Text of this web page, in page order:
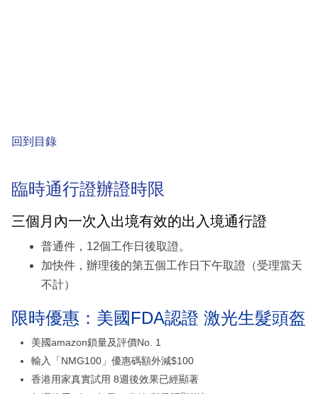
回到目錄
臨時通行證辦證時限
三個月內一次入出境有效的出入境通行證
普通件，12個工作日後取證。
加快件，辦理後的第五個工作日下午取證（受理當天
不計）
限時優惠：美國FDA認證 激光生髮頭盔
美國amazon鎖量及評價No. 1
輸入「NMG100」優惠碼額外減$100
香港用家真實試用 8週後效果已經顯著